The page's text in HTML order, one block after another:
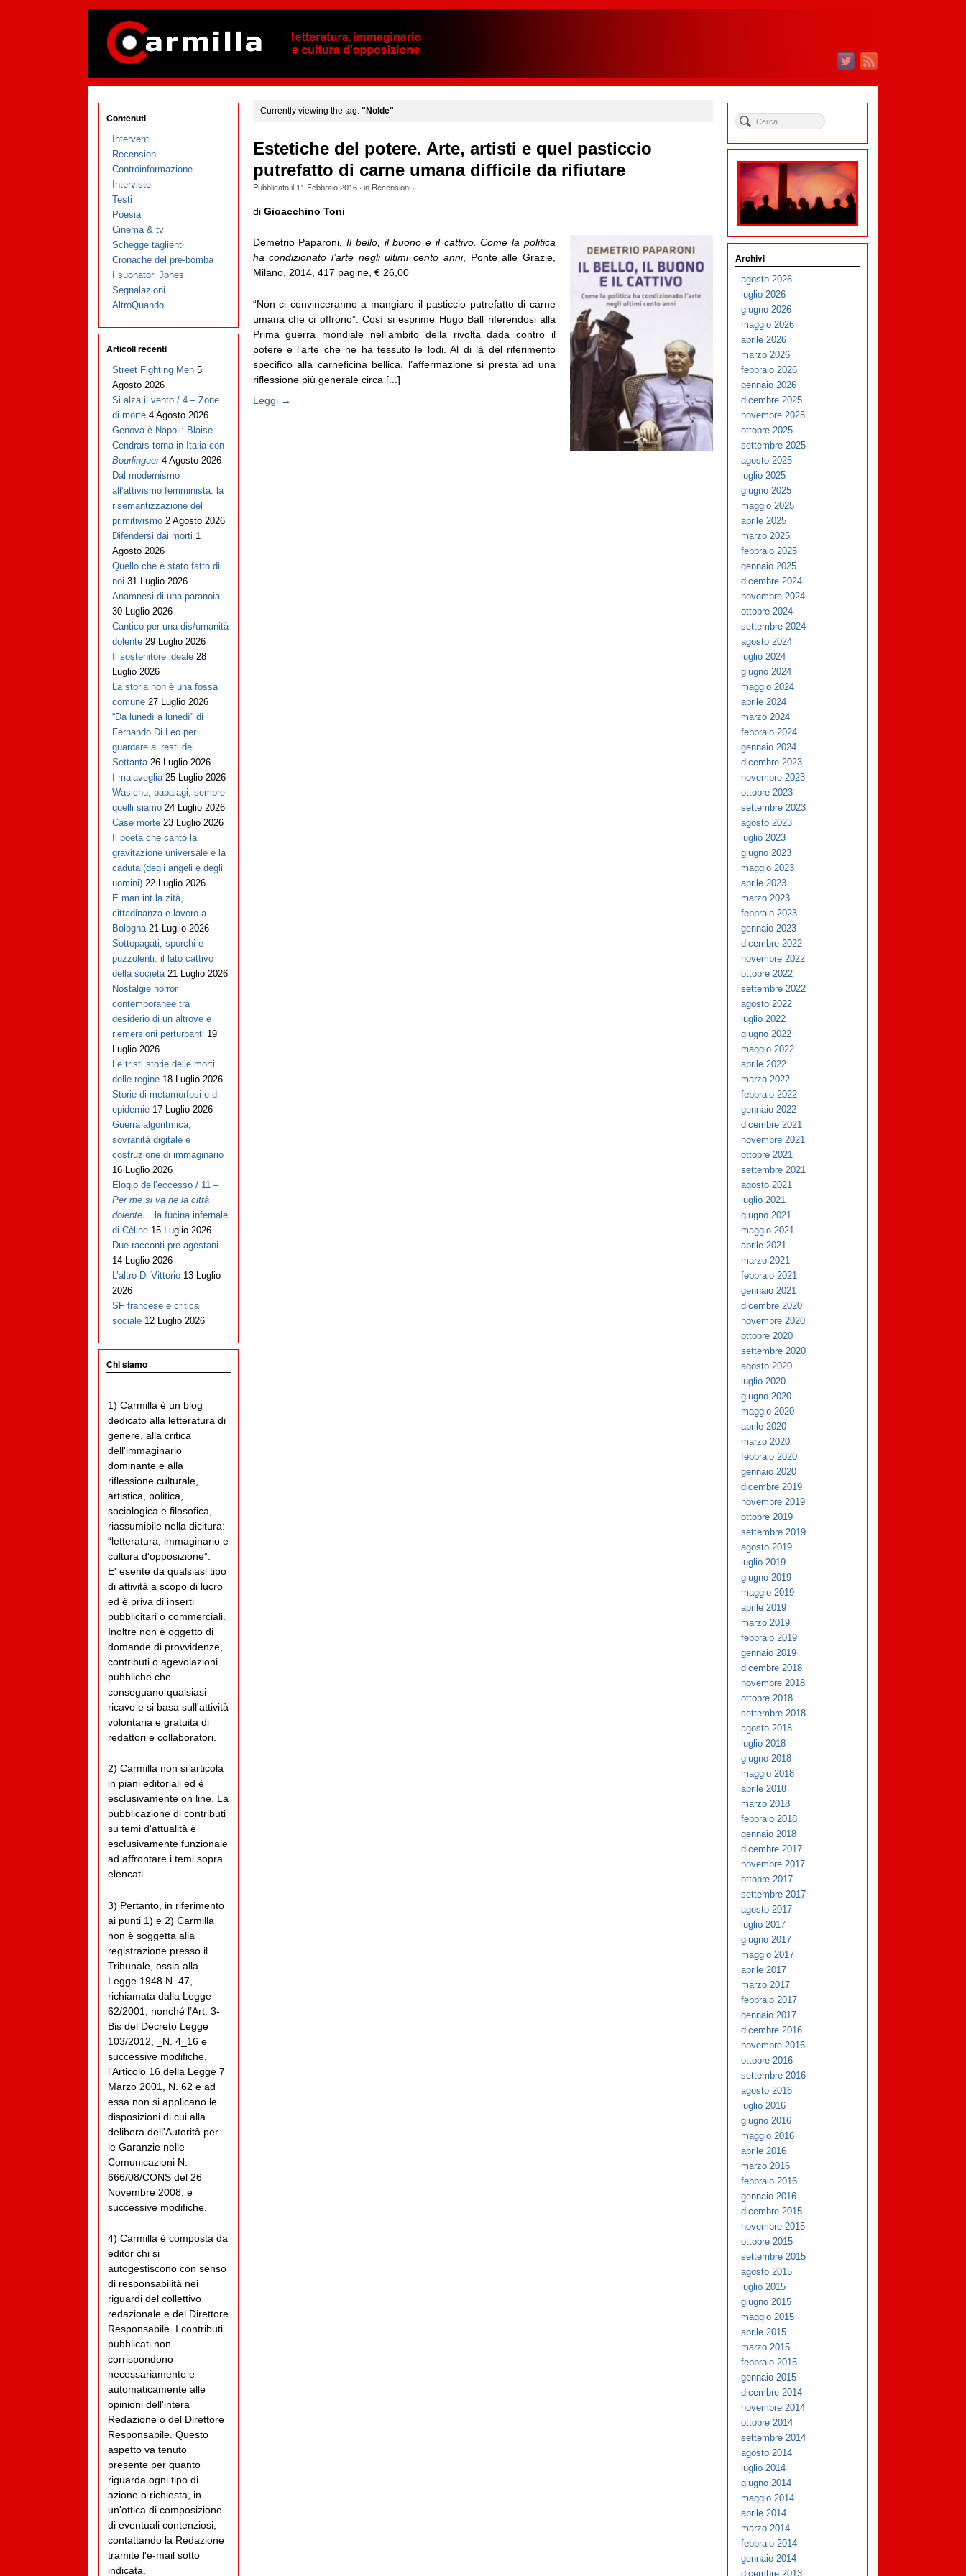
Currently viewing the tag: "Nolde"
Estetiche del potere. Arte, artisti e quel pasticcio
putrefatto di carne umana difficile da rifiutare
Pubblicato il 11 Febbraio 2016· in Recensioni·
di Gioacchino Toni
Demetrio Paparoni,
Il bello, il buono e il cattivo. Come la politica
ha condizionato l’arte negli ultimi cento anni, Ponte alle Grazie,
Milano, 2014, 417 pagine, € 26,00
“Non ci convinceranno a mangiare il pasticcio putrefatto di carne
umana che ci offrono”. Così si esprime Hugo Ball riferendosi alla
Prima guerra mondiale nell’ambito della rivolta dada contro il
potere e l’arte che ne ha tessuto le lodi. Al di là del riferimento
specifico alla carneficina bellica, l’affermazione si presta ad una
riflessione più generale circa [...]
Leggi →
Contenuti
Interventi
Recensioni
Controinformazione
Interviste
Testi
Poesia
Cinema & tv
Schegge taglienti
Cronache del pre-bomba
I suonatori Jones
Segnalazioni
AltroQuando
Articoli recenti
Street Fighting Men 5
Agosto 2026
Si alza il vento / 4 – Zone
di morte 4 Agosto 2026
Genova è Napoli: Blaise
Cendrars torna in Italia con
Bourlinguer 4 Agosto 2026
Dal modernismo
all’attivismo femminista: la
risemantizzazione del
primitivismo 2 Agosto 2026
Difendersi dai morti 1
Agosto 2026
Quello che è stato fatto di
noi 31 Luglio 2026
Anamnesi di una paranoia
30 Luglio 2026
Cantico per una dis/umanità
dolente 29 Luglio 2026
Il sostenitore ideale 28
Luglio 2026
La storia non è una fossa
comune 27 Luglio 2026
“Da lunedì a lunedì” di
Fernando Di Leo per
guardare ai resti dei
Settanta 26 Luglio 2026
I malaveglia 25 Luglio 2026
Wasichu, papalagi, sempre
quelli siamo 24 Luglio 2026
Case morte 23 Luglio 2026
Il poeta che cantò la
gravitazione universale e la
caduta (degli angeli e degli
uomini) 22 Luglio 2026
E man int la zità,
cittadinanza e lavoro a
Bologna 21 Luglio 2026
Sottopagati, sporchi e
puzzolenti: il lato cattivo
della società 21 Luglio 2026
Nostalgie horror
contemporanee tra
desiderio di un altrove e
riemersioni perturbanti 19
Luglio 2026
Le tristi storie delle morti
delle regine 18 Luglio 2026
Storie di metamorfosi e di
epidemie 17 Luglio 2026
Guerra algoritmica,
sovranità digitale e
costruzione di immaginario
16 Luglio 2026
Elogio dell’eccesso / 11 –
Per me si va ne la città
dolente… la fucina infernale
di Cèline 15 Luglio 2026
Due racconti pre agostani
14 Luglio 2026
L’altro Di Vittorio 13 Luglio
2026
SF francese e critica
sociale 12 Luglio 2026
Chi siamo
1) Carmilla è un blog
dedicato alla letteratura di
genere, alla critica
dell'immaginario
dominante e alla
riflessione culturale,
artistica, politica,
sociologica e filosofica,
riassumibile nella dicitura:
“letteratura, immaginario e
cultura d'opposizione”.
E' esente da qualsiasi tipo
di attività a scopo di lucro
ed è priva di inserti
pubblicitari o commerciali.
Inoltre non è oggetto di
domande di provvidenze,
contributi o agevolazioni
pubbliche che
conseguano qualsiasi
ricavo e si basa sull'attività
volontaria e gratuita di
redattori e collaboratori.
2) Carmilla non si articola
in piani editoriali ed è
esclusivamente on line. La
pubblicazione di contributi
su temi d'attualità è
esclusivamente funzionale
ad affrontare i temi sopra
elencati.
3) Pertanto, in riferimento
ai punti 1) e 2) Carmilla
non è soggetta alla
registrazione presso il
Tribunale, ossia alla
Legge 1948 N. 47,
richiamata dalla Legge
62/2001, nonché l’Art. 3-
Bis del Decreto Legge
103/2012, _N. 4_16 e
successive modifiche,
l’Articolo 16 della Legge 7
Marzo 2001, N. 62 e ad
essa non si applicano le
disposizioni di cui alla
delibera dell'Autorità per
le Garanzie nelle
Comunicazioni N.
666/08/CONS del 26
Novembre 2008, e
successive modifiche.
4) Carmilla è composta da
editor chi si
autogestiscono con senso
di responsabilità nei
riguardi del collettivo
redazionale e del Direttore
Responsabile. I contributi
pubblicati non
corrispondono
necessariamente e
automaticamente alle
opinioni dell'intera
Redazione o del Direttore
Responsabile. Questo
aspetto va tenuto
presente per quanto
riguarda ogni tipo di
azione o richiesta, in
un'ottica di composizione
di eventuali contenziosi,
contattando la Redazione
tramite l'e-mail sotto
indicata.
Archivi
agosto 2026
luglio 2026
giugno 2026
maggio 2026
aprile 2026
marzo 2026
febbraio 2026
gennaio 2026
dicembre 2025
novembre 2025
ottobre 2025
settembre 2025
agosto 2025
luglio 2025
giugno 2025
maggio 2025
aprile 2025
marzo 2025
febbraio 2025
gennaio 2025
dicembre 2024
novembre 2024
ottobre 2024
settembre 2024
agosto 2024
luglio 2024
giugno 2024
maggio 2024
aprile 2024
marzo 2024
febbraio 2024
gennaio 2024
dicembre 2023
novembre 2023
ottobre 2023
settembre 2023
agosto 2023
luglio 2023
giugno 2023
maggio 2023
aprile 2023
marzo 2023
febbraio 2023
gennaio 2023
dicembre 2022
novembre 2022
ottobre 2022
settembre 2022
agosto 2022
luglio 2022
giugno 2022
maggio 2022
aprile 2022
marzo 2022
febbraio 2022
gennaio 2022
dicembre 2021
novembre 2021
ottobre 2021
settembre 2021
agosto 2021
luglio 2021
giugno 2021
maggio 2021
aprile 2021
marzo 2021
febbraio 2021
gennaio 2021
dicembre 2020
novembre 2020
ottobre 2020
settembre 2020
agosto 2020
luglio 2020
giugno 2020
maggio 2020
aprile 2020
marzo 2020
febbraio 2020
gennaio 2020
dicembre 2019
novembre 2019
ottobre 2019
settembre 2019
agosto 2019
luglio 2019
giugno 2019
maggio 2019
aprile 2019
marzo 2019
febbraio 2019
gennaio 2019
dicembre 2018
novembre 2018
ottobre 2018
settembre 2018
agosto 2018
luglio 2018
giugno 2018
maggio 2018
aprile 2018
marzo 2018
febbraio 2018
gennaio 2018
dicembre 2017
novembre 2017
ottobre 2017
settembre 2017
agosto 2017
luglio 2017
giugno 2017
maggio 2017
aprile 2017
marzo 2017
febbraio 2017
gennaio 2017
dicembre 2016
novembre 2016
ottobre 2016
settembre 2016
agosto 2016
luglio 2016
giugno 2016
maggio 2016
aprile 2016
marzo 2016
febbraio 2016
gennaio 2016
dicembre 2015
novembre 2015
ottobre 2015
settembre 2015
agosto 2015
luglio 2015
giugno 2015
maggio 2015
aprile 2015
marzo 2015
febbraio 2015
gennaio 2015
dicembre 2014
novembre 2014
ottobre 2014
settembre 2014
agosto 2014
luglio 2014
giugno 2014
maggio 2014
aprile 2014
marzo 2014
febbraio 2014
gennaio 2014
dicembre 2013